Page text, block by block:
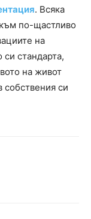
. Всяка
по-щастливо
на
си стандарта,
на живот
собствения си